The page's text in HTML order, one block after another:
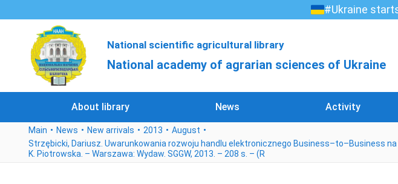
#Ukraine
National scientific agricultural library
National academy of agrarian sciences of Ukraine
About library News Activity
Main News New arrivals 2013
August
Strzębicki, Dariusz. Uwarunkowania rozwoju handlu elektronicznego Business–to–Business
K. Piotrowska. – Warszawa: Wydaw. SGGW, 2013. – 208 s. – (R